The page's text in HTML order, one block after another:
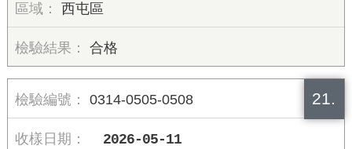
西屯區
合格
21.
0314-0505-0508
2026-05-11